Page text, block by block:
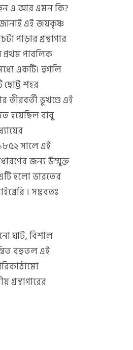
এ আর এমন কি?
এই জয়কৃষ্ণ
পাড়ার গ্রন্থাগার
প্রথম পাবলিক
একটি। হুগলি
ছোট্ট শহর
তীরবর্তী ভূখণ্ডে এই
হয়েছিল বাবু
সালে এই
জন্য উম্মুক্ত
হলো ভারতের
। সম্ভবতঃ
ঘাট, বিশাল
বহুতল এই